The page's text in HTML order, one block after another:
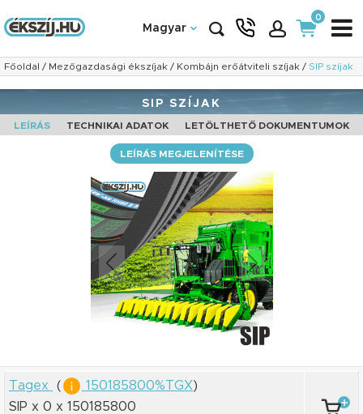
Magyar
0
Főoldal / Mezőgazdasági ékszíjak / Kombájn erőátviteli szíjak / SIP szíjak
SIP SZÍJAK
LEÍRÁS TECHNIKAI ADATOK LETÖLTHETŐ DOKUMENTUMOK
LEÍRÁS MEGJELENÍTÉSE
Tagex ( 150185800%TGX)
SIP x 0 x 150185800